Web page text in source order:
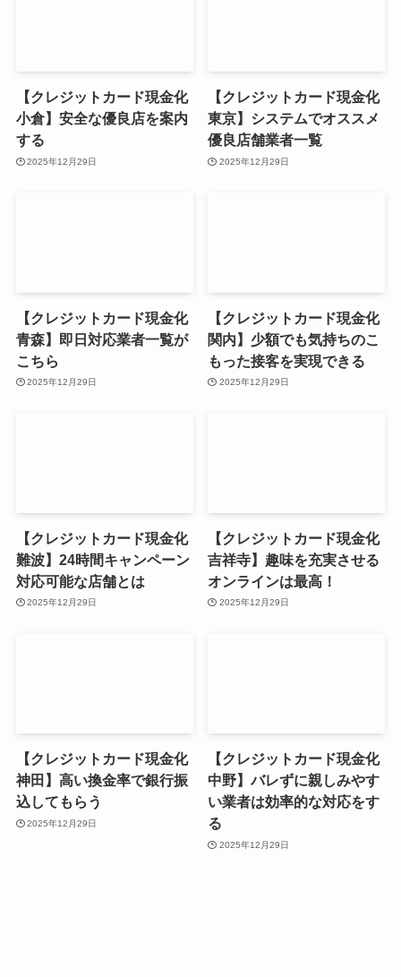
【クレジットカード現金化
小倉】安全な優良店を案内
する
2025年12月29日
【クレジットカード現金化
東京】システムでオススメ
優良店舗業者一覧
2025年12月29日
【クレジットカード現金化
青森】即日対応業者一覧が
こちら
2025年12月29日
【クレジットカード現金化
関内】少額でも気持ちのこ
もった接客を実現できる
2025年12月29日
【クレジットカード現金化
難波】24時間キャンペーン
対応可能な店舗とは
2025年12月29日
【クレジットカード現金化
吉祥寺】趣味を充実させる
オンラインは最高！
2025年12月29日
【クレジットカード現金化
神田】高い換金率で銀行振
込してもらう
2025年12月29日
【クレジットカード現金化
中野】バレずに親しみやす
い業者は効率的な対応をす
る
2025年12月29日